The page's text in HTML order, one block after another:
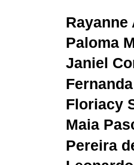
Rayanne
Paloma
Janiel
Floriacy
Maia
Pereira